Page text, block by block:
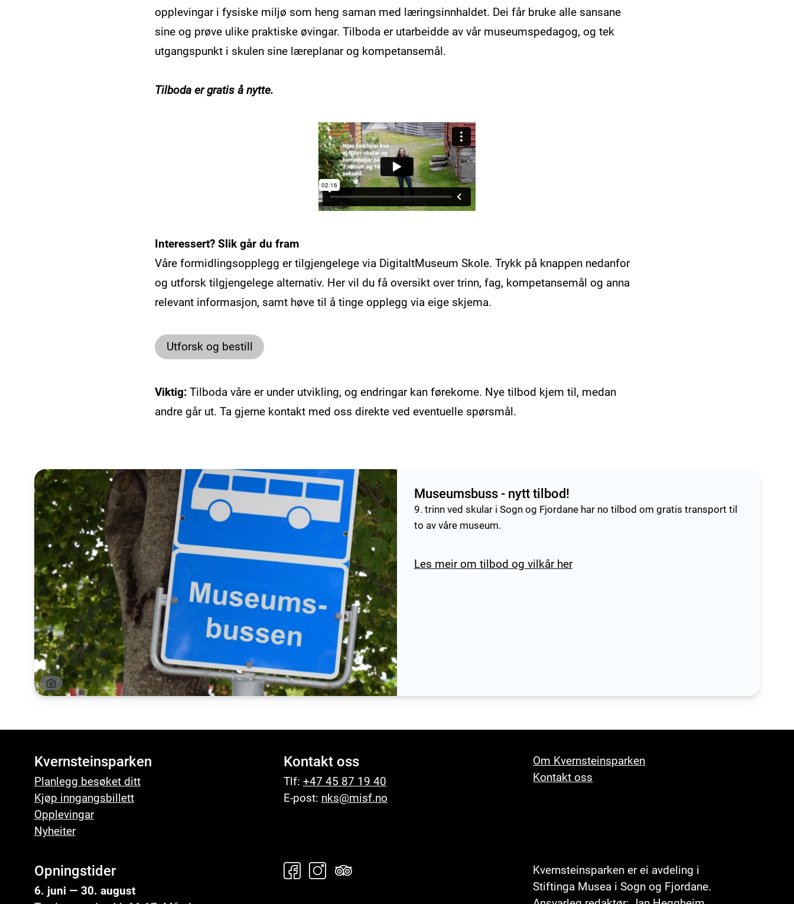
opplevingar i fysiske miljø som heng saman med læringsinnhaldet. Dei får bruke alle sansane
sine og prøve ulike praktiske øvingar. Tilboda er utarbeidde av vår museumspedagog, og tek
utgangspunkt i skulen sine læreplanar og kompetansemål.
Tilboda er gratis å nytte.
Interessert? Slik går du fram
Våre formidlingsopplegg er tilgjengelege via DigitaltMuseum Skole. Trykk på knappen nedanfor
og utforsk tilgjengelege alternativ. Her vil du få oversikt over trinn, fag, kompetansemål og anna
relevant informasjon, samt høve til å tinge opplegg via eige skjema.
Utforsk og bestill
Viktig: Tilboda våre er under utvikling, og endringar kan førekome. Nye tilbod kjem til, medan
andre går ut. Ta gjerne kontakt med oss direkte ved eventuelle spørsmål.
Museumsbuss - nytt tilbod!
9. trinn ved skular i Sogn og Fjordane har no tilbod om gratis transport til
to av våre museum.
Les meir om tilbod og vilkår her
Kvernsteinsparken
Planlegg besøket ditt
Kjøp inngangsbillett
Opplevingar
Nyheiter
Kontakt oss
Tlf: +47 45 87 19 40
E-post: nks@misf.no
Om Kvernsteinsparken
Kontakt oss
Opningstider
6. juni — 30. august
Kvernsteinsparken er ei avdeling i
Stiftinga Musea i Sogn og Fjordane.